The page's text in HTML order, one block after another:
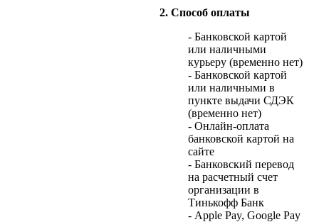
2. Способ оплаты
- Банковской картой
или наличными
курьеру (временно нет)
- Банковской картой
или наличными в
пункте выдачи СДЭК
(временно нет)
- Онлайн-оплата
банковской картой на
сайте
- Банковский перевод
на расчетный счет
организации в
Тинькофф Банк
- Apple Pay, Google Pay